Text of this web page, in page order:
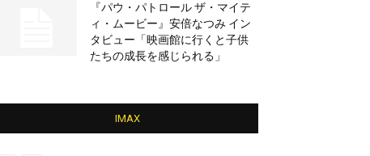
『パウ・パトロール ザ・マイテ
ィ・ムービー』安倍なつみ イン
タビュー「映画館に行くと子供
たちの成長を感じられる」
IMAX